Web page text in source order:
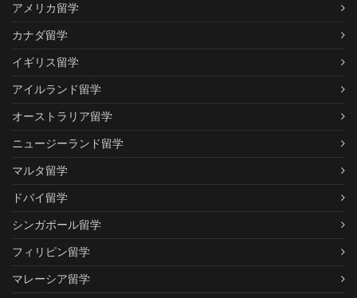
アメリカ留学
カナダ留学
イギリス留学
アイルランド留学
オーストラリア留学
ニュージーランド留学
マルタ留学
ドバイ留学
シンガポール留学
フィリピン留学
マレーシア留学